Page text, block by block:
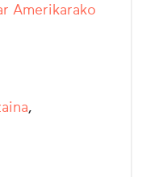
Amerikarako
,